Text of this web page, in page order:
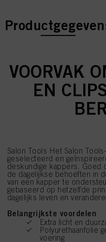
current tab:
current tab:
VOORVAK
EN
Salon Tools Het Salon
geselecteerd en
deskundige kappers. Goed
de dagelijkse behoeften in
van een kapper te
gebaseerd op hetzelfde
dagelijks leven en
Belangrijkste voordelen
Extra licht en
Polyurethaanfolie
voering